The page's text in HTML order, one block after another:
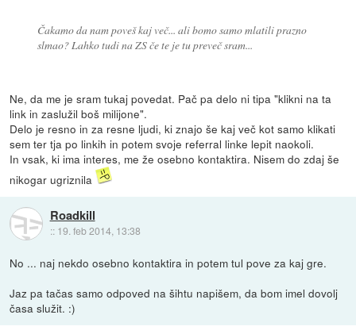
Čakamo da nam poveš kaj več... ali bomo samo mlatili prazno
slmao? Lahko tudi na ZS če te je tu preveč sram...
Ne, da me je sram tukaj povedat. Pač pa delo ni tipa "klikni na ta
link in zaslužil boš milijone".
Delo je resno in za resne ljudi, ki znajo še kaj več kot samo klikati
sem ter tja po linkih in potem svoje referral linke lepit naokoli.
In vsak, ki ima interes, me že osebno kontaktira. Nisem do zdaj še
nikogar ugriznila
Roadkill
:: 19. feb 2014, 13:38
No ... naj nekdo osebno kontaktira in potem tul pove za kaj gre.
Jaz pa tačas samo odpoved na šihtu napišem, da bom imel dovolj
časa služit. :)